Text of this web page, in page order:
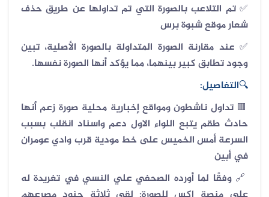
✅ تم التلاعب بالصورة التي تم تداولها عن طريق حذف
شعار موقع شبوة برس
✅ عند مقارنة الصورة المتداولة بالصورة الأصلية، تبين
وجود تطابق كبير بينهما، مما يؤكد أنها الصورة نفسها.
🔍التفاصيل:
🟥 تداول ناشطون ومواقع إخبارية محلية صورة زعم أنها
حادث طقم يتبع اللواء الاول دعم واسناد انقلب بسبب
السرعة أمس الخميس على خط مودية قرب وادي عومران
في أبين
🔗 وفقًا لما أورده الصحفي علي النسي في تغريدة له